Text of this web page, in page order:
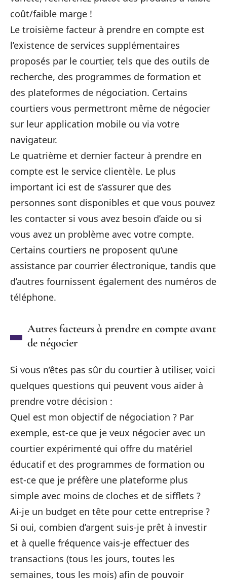
coût/faible marge !
Le troisième facteur à prendre en compte est
l’existence de services supplémentaires
proposés par le courtier, tels que des outils de
recherche, des programmes de formation et
des plateformes de négociation. Certains
courtiers vous permettront même de négocier
sur leur application mobile ou via votre
navigateur.
Le quatrième et dernier facteur à prendre en
compte est le service clientèle. Le plus
important ici est de s’assurer que des
personnes sont disponibles et que vous pouvez
les contacter si vous avez besoin d’aide ou si
vous avez un problème avec votre compte.
Certains courtiers ne proposent qu’une
assistance par courrier électronique, tandis que
d’autres fournissent également des numéros de
téléphone.
Autres facteurs à prendre en compte avant
de négocier
Si vous n’êtes pas sûr du courtier à utiliser, voici
quelques questions qui peuvent vous aider à
prendre votre décision :
Quel est mon objectif de négociation ? Par
exemple, est-ce que je veux négocier avec un
courtier expérimenté qui offre du matériel
éducatif et des programmes de formation ou
est-ce que je préfère une plateforme plus
simple avec moins de cloches et de sifflets ?
Ai-je un budget en tête pour cette entreprise ?
Si oui, combien d’argent suis-je prêt à investir
et à quelle fréquence vais-je effectuer des
transactions (tous les jours, toutes les
semaines, tous les mois) afin de pouvoir